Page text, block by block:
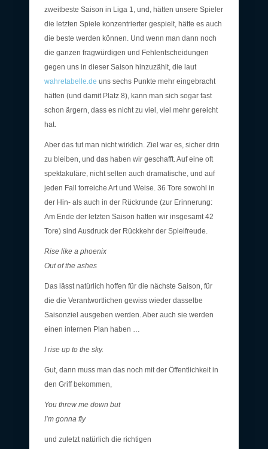
zweitbeste Saison in Liga 1, und, hätten unsere Spieler
die letzten Spiele konzentrierter gespielt, hätte es auch
die beste werden können. Und wenn man dann noch
die ganzen fragwürdigen und Fehlentscheidungen
gegen uns in dieser Saison hinzuzählt, die laut
wahretabelle.de uns sechs Punkte mehr eingebracht
hätten (und damit Platz 8), kann man sich sogar fast
schon ärgern, dass es nicht zu viel, viel mehr gereicht
hat.
Aber das tut man nicht wirklich. Ziel war es, sicher drin
zu bleiben, und das haben wir geschafft. Auf eine oft
spektakuläre, nicht selten auch dramatische, und auf
jeden Fall torreiche Art und Weise. 36 Tore sowohl in
der Hin- als auch in der Rückrunde (zur Erinnerung:
Am Ende der letzten Saison hatten wir insgesamt 42
Tore) sind Ausdruck der Rückkehr der Spielfreude.
Rise like a phoenix
Out of the ashes
Das lässt natürlich hoffen für die nächste Saison, für
die die Verantwortlichen gewiss wieder dasselbe
Saisonziel ausgeben werden. Aber auch sie werden
einen internen Plan haben …
I rise up to the sky.
Gut, dann muss man das noch mit der Öffentlichkeit in
den Griff bekommen,
You threw me down but
I’m gonna fly
und zuletzt natürlich die richtigen